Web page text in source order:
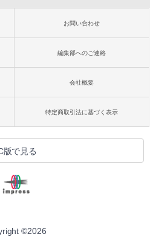
お問い合わせ
編集部へのご連絡
会社概要
特定商取引法に基づく表示
版で見る
©2026